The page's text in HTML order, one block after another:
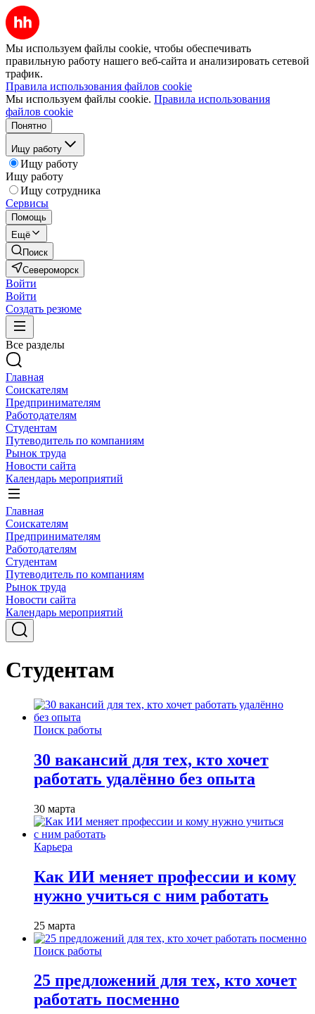
Мы используем файлы cookie, чтобы обеспечивать
правильную работу нашего веб-сайта и анализировать сетевой
трафик.
Правила использования файлов cookie
Мы используем файлы cookie. Правила использования
файлов cookie
Понятно
Ищу работу
Ищу работу
Ищу работу
Ищу сотрудника
Сервисы
Помощь
Ещё
Поиск
Североморск
Войти
Войти
Создать резюме
Все разделы
Главная
Соискателям
Предпринимателям
Работодателям
Студентам
Путеводитель по компаниям
Рынок труда
Новости сайта
Календарь мероприятий
Главная
Соискателям
Предпринимателям
Работодателям
Студентам
Путеводитель по компаниям
Рынок труда
Новости сайта
Календарь мероприятий
Студентам
Поиск работы
30 вакансий для тех, кто хочет
работать удалённо без опыта
30 марта
Карьера
Как ИИ меняет профессии и кому
нужно учиться с ним работать
25 марта
Поиск работы
25 предложений для тех, кто хочет
работать посменно